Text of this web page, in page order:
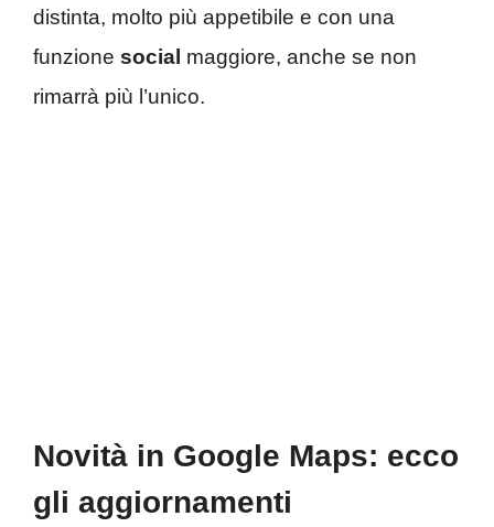
distinta, molto più appetibile e con una
funzione social maggiore, anche se non
rimarrà più l’unico.
Novità in Google Maps: ecco
gli aggiornamenti